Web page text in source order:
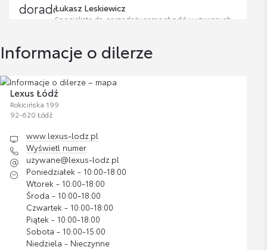
Łukasz Leskiewicz
Specjalista ds. sprzedaży samochodów używanych
Wyświetl numer
Patryk Zasiadczyk
Wyświetl numer
patryk.zasiadczyk@lexus-lodz.pl
Informacje o dilerze
Lexus Łódź
Rokicińska 199
92-620 Łódź
www.lexus-lodz.pl
Wyświetl numer
uzywane@lexus-lodz.pl
Poniedziałek - 10:00-18:00
Wtorek - 10:00-18:00
Środa - 10:00-18:00
Czwartek - 10:00-18:00
Piątek - 10:00-18:00
Sobota - 10:00-15:00
Niedziela - Nieczynne